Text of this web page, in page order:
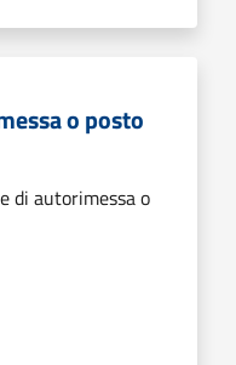
o posto
di autorimessa o